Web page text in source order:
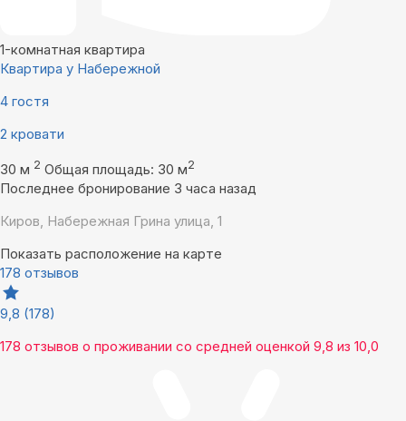
1-комнатная квартира
Квартира у Набережной
4 гостя
2 кровати
30 м 2 Общая площадь: 30 м2
Последнее бронирование 3 часа назад
Киров, Набережная Грина улица, 1
Показать расположение на карте
178 отзывов
9,8 (178)
178 отзывов о проживании со средней оценкой 9,8 из 10,0